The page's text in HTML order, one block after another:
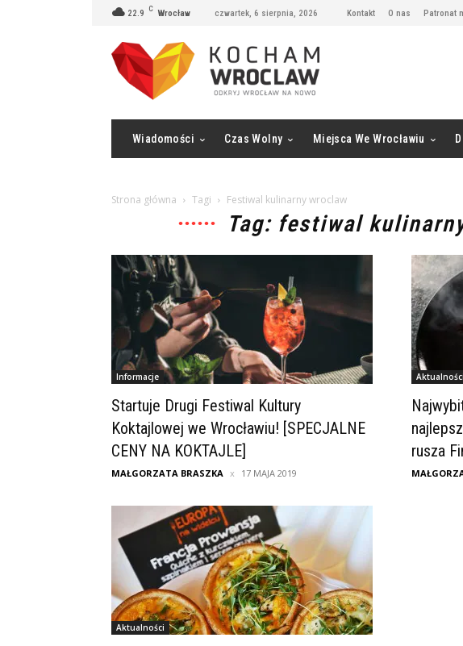
22.9 C Wrocław czwartek, 6 sierpnia, 2026 Kontakt O nas Patronat
Wiadomości Czas Wolny Miejsca We Wrocławiu
Strona główna Tagi Festiwal kulinarny wroclaw
Tag: festiwal
Informacje
Startuje Drugi Festiwal Kultury
Koktajlowej we Wrocławiu! [SPECJALNE
CENY NA KOKTAJLE]
MAŁGORZATA BRASZKA 17 MAJA 2019
Aktualności
rusza
Aktualności